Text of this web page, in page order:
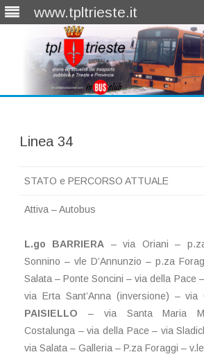
www.tpltrieste.it
Linea 34
STATO e PERCORSO ATTUALE
Attiva – Autobus
L.go BARRIERA – via Oriani –
Sonnino – vle D’Annunzio – p.za
Salata – Ponte Soncini – via della Pace
via Erta Sant’Anna (inversione) – via
PAISIELLO – via Santa Maria
Costalunga – via della Pace – via
via Salata – Galleria – P.za Foraggi –